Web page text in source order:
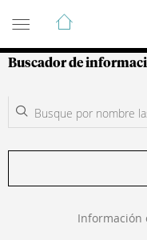
Guía de
Buscador de
Información